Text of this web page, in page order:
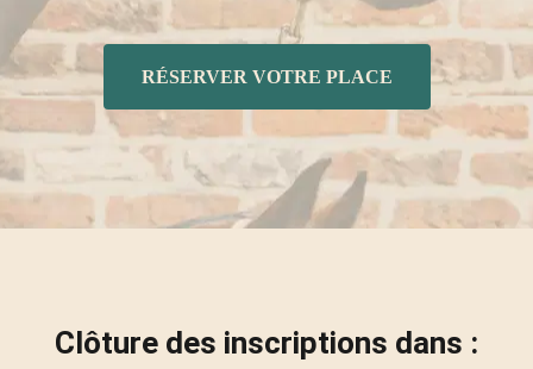
RÉSERVER VOTRE PLACE
Clôture des inscriptions dans :